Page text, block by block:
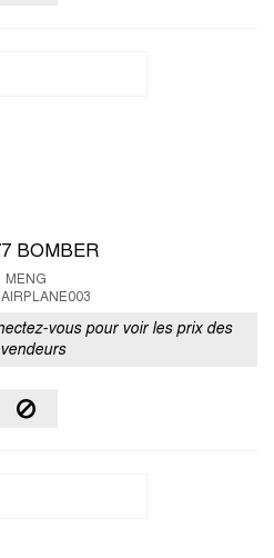
BOMBER
MENG
vous pour voir les prix des